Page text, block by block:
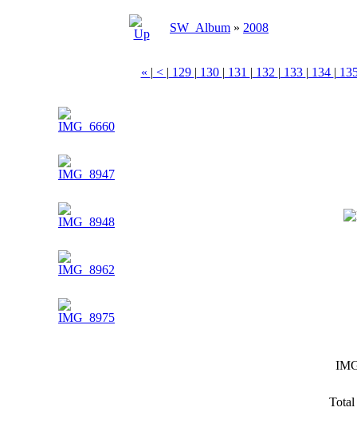
SW_Album » 2008
« | < | 129 | 130 | 131 | 132 | 133 | 134 |